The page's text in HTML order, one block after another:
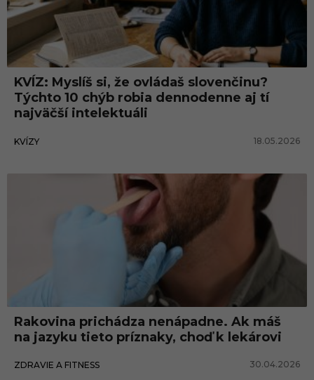
KVÍZ: Myslíš si, že ovládaš slovenčinu?
Týchto 10 chýb robia dennodenne aj tí
najväčší intelektuáli
KVÍZY 18.05.2026
Rakovina prichádza nenápadne. Ak máš
na jazyku tieto príznaky, choď k lekárovi
ZDRAVIE A FITNESS 30.04.2026